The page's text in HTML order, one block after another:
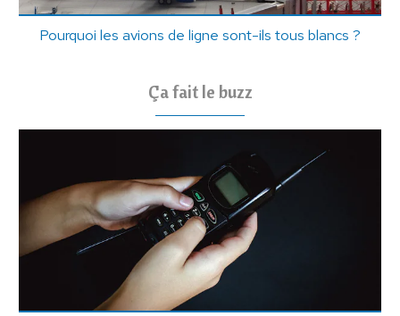
Pourquoi les avions de ligne sont-ils tous blancs ?
Ça fait le buzz